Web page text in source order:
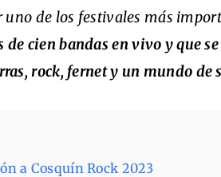
de los festivales más
de cien bandas en vivo y que
rock, fernet y un mundo de
a Cosquín Rock 2023